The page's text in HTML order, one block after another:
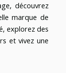
découvrez
marque de
explorez des
et vivez une